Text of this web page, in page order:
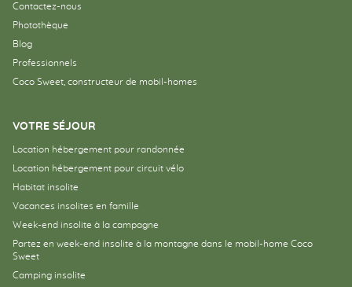
Contactez-nous
Photothèque
Blog
Professionnels
Coco Sweet, constructeur de mobil-homes
VOTRE SÉJOUR
Location hébergement pour randonnée
Location hébergement pour circuit vélo
Habitat insolite
Vacances insolites en famille
Week-end insolite à la campagne
Partez en week-end insolite à la montagne dans le mobil-home Coco
Sweet
Camping insolite